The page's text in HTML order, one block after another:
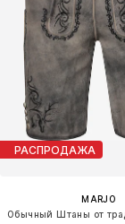
РАСПРОДАЖА
MARJO